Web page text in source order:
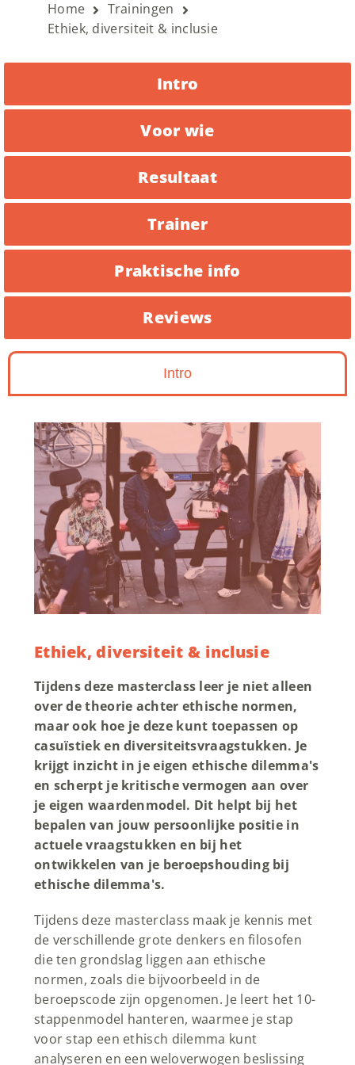
Home
Trainingen
Ethiek, diversiteit & inclusie
Intro
Voor wie
Resultaat
Trainer
Praktische info
Reviews
Intro
Ethiek, diversiteit & inclusie
Tijdens deze masterclass leer je niet alleen
over de theorie achter ethische normen,
maar ook hoe je deze kunt toepassen op
casuïstiek en diversiteitsvraagstukken. Je
krijgt inzicht in je eigen ethische dilemma's
en scherpt je kritische vermogen aan over
je eigen waardenmodel. Dit helpt bij het
bepalen van jouw persoonlijke positie in
actuele vraagstukken en bij het
ontwikkelen van je beroepshouding bij
ethische dilemma's.
Tijdens deze masterclass maak je kennis met
de verschillende grote denkers en filosofen
die ten grondslag liggen aan ethische
normen, zoals die bijvoorbeeld in de
beroepscode zijn opgenomen. Je leert het 10-
stappenmodel hanteren, waarmee je stap
voor stap een ethisch dilemma kunt
analyseren en een weloverwogen beslissing